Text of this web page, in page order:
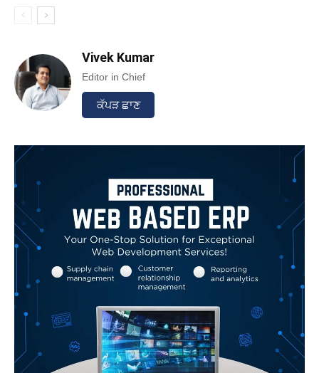
Vivek Kumar
Editor in Chief
ਕੱਪੜ ਛਾਣ